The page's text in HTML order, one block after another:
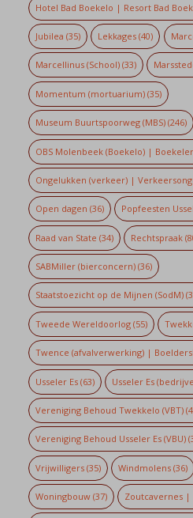
Hotel Bad Boekelo | Resort Bad
Jubilea (35) Lekkages (40)
Marcellinus (School)(33)
Momentum (mortuarium)(35)
Museum Buurtspoorweg (MBS)(246)
OBS Molenbeek (Boekelo) |
Ongelukken (verkeer) |
Open dagen (36) Popfeesten
Raad van State (34) Rechtspraak
SABMiller (bierconcern)(36)
Staatstoezicht op de Mijnen (SodM)
Tweede Wereldoorlog(55)
Twence (afvalverwerking) |
Usseler Es(63) Usseler Es
Vereniging Behoud Twekkelo (VBT)
Vereniging Behoud Usseler Es (VBU)
Vrijwilligers(35) Windmolens (36)
Woningbouw(37) Zoutcavernes |